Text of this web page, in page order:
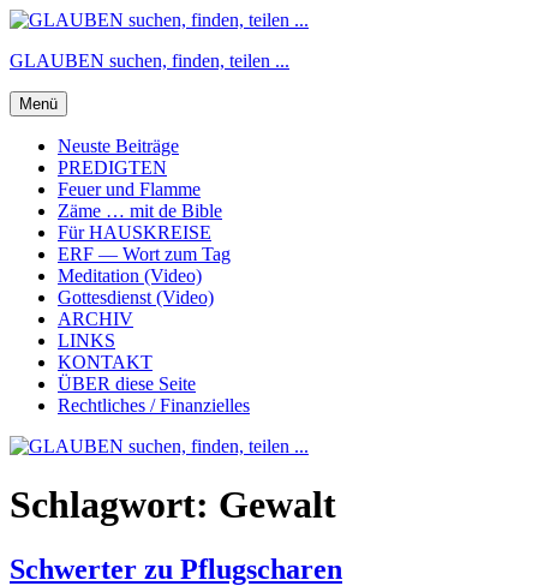
Zum
springen
GLAUBEN suchen, finden, teilen ...
Menü
Neuste Beiträge
PREDIGTEN
Feuer und Flamme
Zäme … mit de Bible
Für HAUSKREISE
ERF — Wort zum Tag
Meditation (Video)
Gottesdienst (Video)
ARCHIV
LINKS
KONTAKT
ÜBER diese Seite
Rechtliches / Finanzielles
Schlagwort: Gewalt
Schwerter zu Pflugscharen